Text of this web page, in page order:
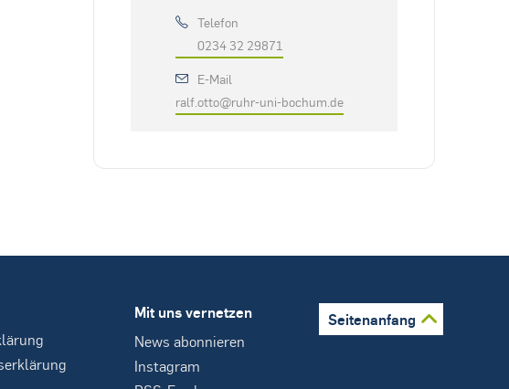
Telefon
0234 32 29871
E-Mail
ralf.otto@ruhr-uni-bochum.de
Mit uns vernetzen
News abonnieren
Instagram
Seitenanfang